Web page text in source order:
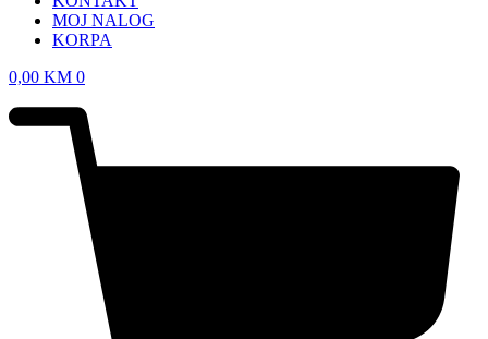
MOJ NALOG
KORPA
0,00 KM 0